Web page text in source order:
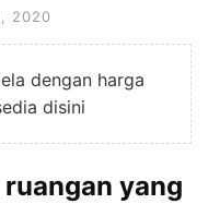
2020
dengan harga
disini
yang